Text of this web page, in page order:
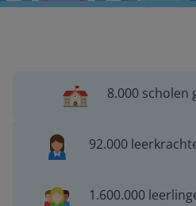
8.000 scholen
92.000
1.600.000